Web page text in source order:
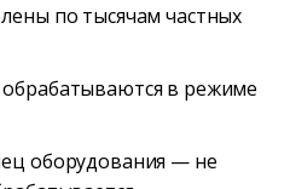
по тысячам частных
в режиме
оборудования — не